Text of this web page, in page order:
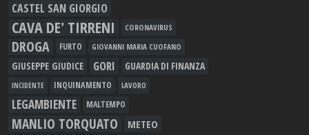
CASTEL SAN GIORGIO
CAVA DE' TIRRENI CORONAVIRUS
DROGA FURTO GIOVANNI MARIA CUOFANO
GIUSEPPE GIUDICE GORI GUARDIA DI FINANZA
INCIDENTE INQUINAMENTO LAVORO
LEGAMBIENTE MALTEMPO
MANLIO TORQUATO METEO